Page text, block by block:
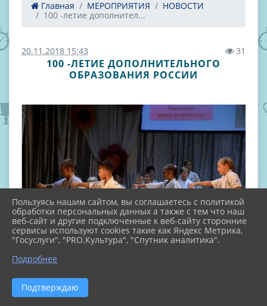
Главная МЕРОПРИЯТИЯ
НОВОСТИ
100 -летие дополнител...
20.11.2018 15:43 31
100 -ЛЕТИЕ ДОПОЛНИТЕЛЬНОГО
ОБРАЗОВАНИЯ РОССИИ
Пользуясь нашим сайтом, вы соглашаетесь с политикой
обработки персональных данных а также с тем что наш
веб-сайт и другие подключенные к веб-сайту сторонние
сервисы используют cookies такие как Яндекс Метрика,
"Госуслуги", "PRO.Культура", "Спутник аналитика".
Подробнее
Подтверждаю